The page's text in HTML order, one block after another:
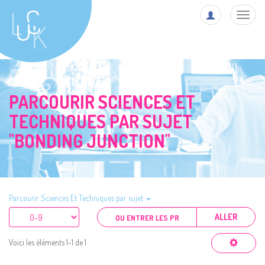
PARCOURIR SCIENCES ET
TECHNIQUES PAR SUJET
"BONDING JUNCTION"
Parcourir Sciences Et Techniques par sujet
ALLER
Voici les éléments 1-1 de 1